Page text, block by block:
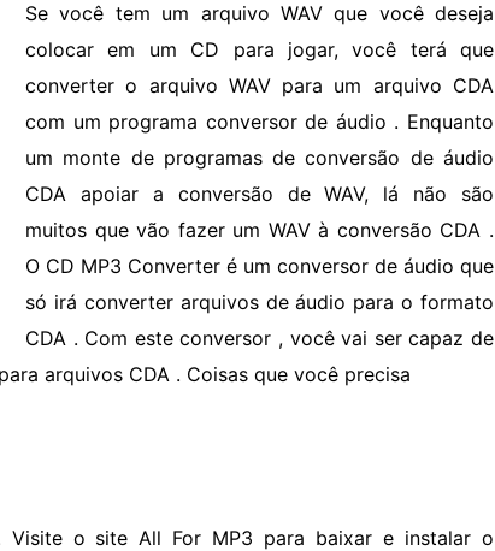
Se você tem um arquivo WAV que você deseja
colocar em um CD para jogar, você terá que
converter o arquivo WAV para um arquivo CDA
com um programa conversor de áudio . Enquanto
um monte de programas de conversão de áudio
CDA apoiar a conversão de WAV, lá não são
muitos que vão fazer um WAV à conversão CDA .
O CD MP3 Converter é um conversor de áudio que
só irá converter arquivos de áudio para o formato
CDA . Com este conversor , você vai ser capaz de
arquivos CDA . Coisas que você precisa
Visite o site All For MP3 para baixar e instalar o